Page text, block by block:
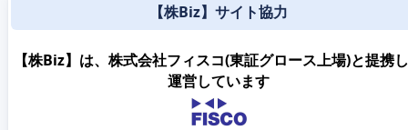
【株Biz】サイト協力
【株Biz】は、株式会社フィスコ(東証グロース上場)と提携
運営しています